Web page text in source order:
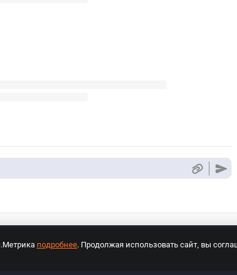
подробнее. Продолжая использовать сайт, вы